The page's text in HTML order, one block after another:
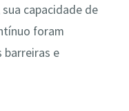
capacidade de
foram
barreiras e